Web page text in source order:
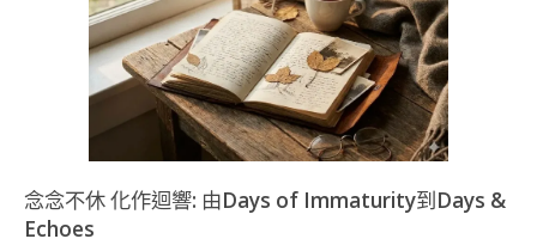
念念不休 化作迴響: 由Days of Immaturity到Days &
Echoes